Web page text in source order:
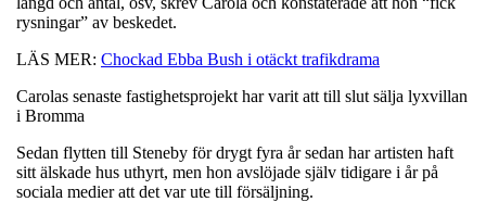
rysningar” av beskedet.
LÄS MER: Chockad Ebba Bush i otäckt trafikdrama
Carolas senaste fastighetsprojekt har varit att till slut sälja lyxvillan
i Bromma
Sedan flytten till Steneby för drygt fyra år sedan har artisten haft
sitt älskade hus uthyrt, men hon avslöjade själv tidigare i år på
sociala medier att det var ute till försäljning.